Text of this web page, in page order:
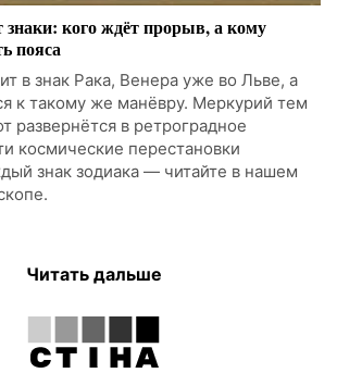
кого ждёт прорыв, а кому
пояса
в знак Рака, Венера уже во Льве, а
к такому же манёвру. Меркурий тем
развернётся в ретроградное
космические перестановки
знак зодиака — читайте в нашем
Читать дальше